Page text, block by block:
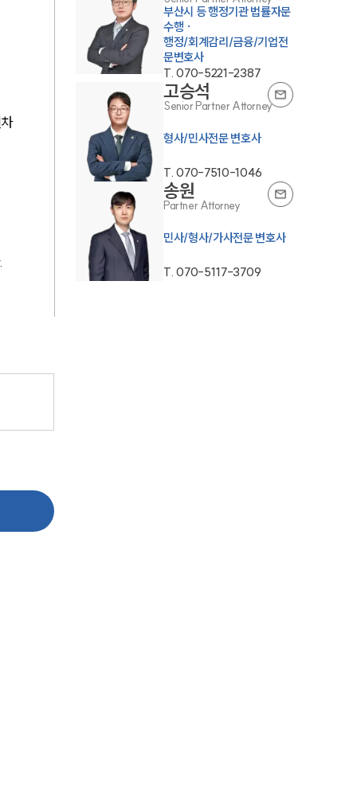
부산시 등 행정기관 법률자문
수행 ·
행정/회계감리/금융/기업전
문변호사
T.070-5221-2387
고승석
Senior Partner Attorney
형사/민사전문 변호사
T.070-7510-1046
송원
Partner Attorney
민사/형사/가사전문 변호사
T.070-5117-3709